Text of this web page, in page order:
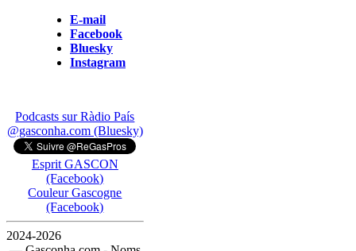
E-mail
Facebook
Bluesky
Instagram
Podcasts sur Ràdio País
@gasconha.com (Bluesky)
Esprit GASCON
(Facebook)
Couleur Gascogne
(Facebook)
2024-2026